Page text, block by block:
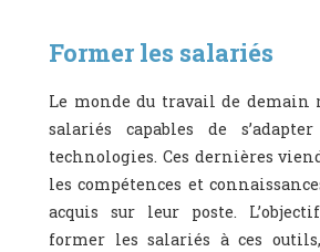
Former les salariés
Le monde du travail de demain
salariés capables de
technologies. Ces dernières
les compétences et
acquis sur leur poste.
former les salariés à ces